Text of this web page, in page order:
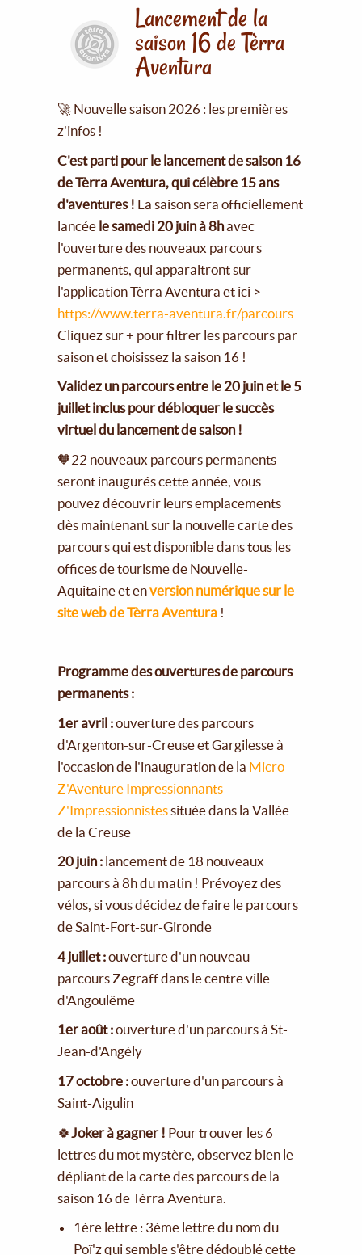
Lancement de la
saison 16 de Tèrra
Aventura
🚀 Nouvelle saison 2026 : les premières
z'infos !
C'est parti pour le lancement de saison 16
de Tèrra Aventura, qui célèbre 15 ans
d'aventures ! La saison sera officiellement
lancée le samedi 20 juin à 8havec
l'ouverture des nouveaux parcours
permanents, qui apparaitront sur
l'application Tèrra Aventura et ici >
https://www.terra-aventura.fr/parcours
Cliquez sur + pour filtrer les parcours par
saison et choisissez la saison 16 !
Validez un parcours entre le 20 juin et le 5
juillet inclus pour débloquer le succès
virtuel du lancement de saison !
🧡22 nouveaux parcours permanents
seront inaugurés cette année, vous
pouvez découvrir leurs emplacements
dès maintenant sur la nouvelle carte des
parcours qui est disponible dans tous les
offices de tourisme de Nouvelle-
Aquitaine et enversion numérique sur le
site web de Tèrra Aventura !
Programme des ouvertures de parcours
permanents :
1er avril :ouverture des parcours
d'Argenton-sur-Creuse et Gargilesse à
l'occasion de l'inauguration de la Micro
Z'Aventure Impressionnants
Z'Impressionnistessituée dans la Vallée
de la Creuse
20 juin : lancement de 18 nouveaux
parcours à 8h du matin ! Prévoyez des
vélos, si vous décidez de faire le parcours
de Saint-Fort-sur-Gironde
4 juillet :ouverture d'un nouveau
parcours Zegraff dans le centre ville
d'Angoulême
1er août :ouverture d'un parcours à St-
Jean-d'Angély
17 octobre :ouverture d'un parcours à
Saint-Aigulin
🍀 Joker à gagner ! Pour trouver les 6
lettres du mot mystère, observez bien le
dépliant de la carte des parcours de la
saison 16 de Tèrra Aventura.
1ère lettre : 3ème lettre du nom du
Poï'z qui semble s'être dédoublé cette